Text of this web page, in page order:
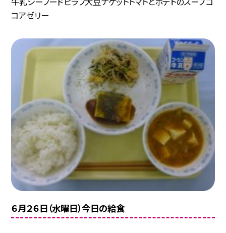
コアゼリー
６月２６日（水曜日）今日の給食